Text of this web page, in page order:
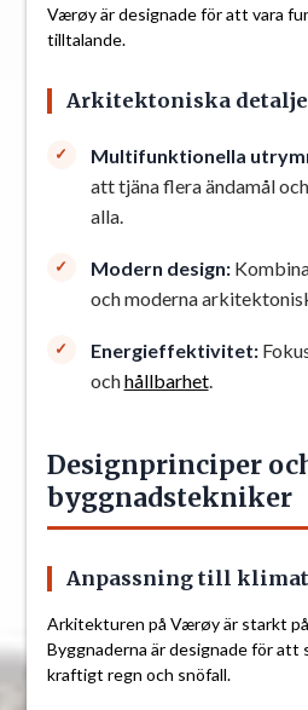
Værøy är designade för att vara
tilltalande.
Arkitektoniska
Multifunktionella
att tjäna flera ändamål
alla.
Modern design:
och moderna
Energieffektivitet:
ochhållbarhet.
Designprinciper
byggnadstekniker
Anpassning till
Arkitekturen på Værøy är starkt
Byggnaderna är designade för att
kraftigt regn och snöfall.